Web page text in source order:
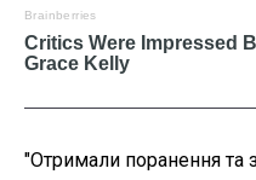
"Отримали поранення та